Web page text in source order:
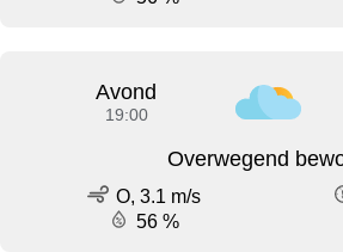
Avond
19:00
Overwegend
O, 3.1 m/s
56 %